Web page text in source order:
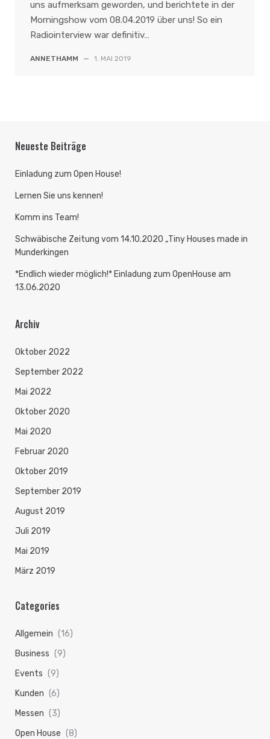
uns aufmerksam geworden, und berichtete in der
Morningshow vom 08.04.2019 über uns! So ein
Radiointerview war definitiv…
ANNETHAMM — 1. MAI 2019
Neueste Beiträge
Einladung zum Open House!
Lernen Sie uns kennen!
Komm ins Team!
Schwäbische Zeitung vom 14.10.2020 „Tiny Houses made in
Munderkingen
*Endlich wieder möglich!* Einladung zum OpenHouse am
13.06.2020
Archiv
Oktober 2022
September 2022
Mai 2022
Oktober 2020
Mai 2020
Februar 2020
Oktober 2019
September 2019
August 2019
Juli 2019
Mai 2019
März 2019
Categories
Allgemein (16)
Business (9)
Events (9)
Kunden (6)
Messen (3)
Open House (8)